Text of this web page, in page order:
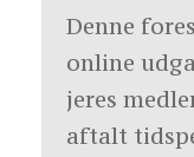
Denne
online
jeres
aftalt